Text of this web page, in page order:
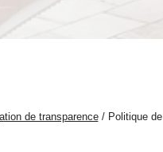
de transparence/ Politique de